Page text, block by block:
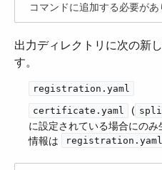
コマンドに追加する必要があ
出力ディレクトリに次の新
す。
registration.yaml
certificate.yaml ​ (​
に設定されている場合にの
情報は ​
registration.yaml